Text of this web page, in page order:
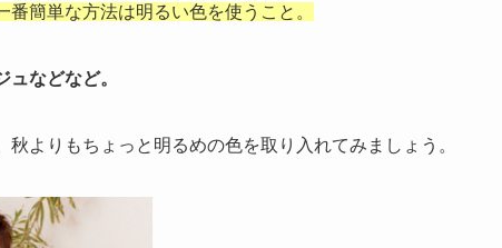
番簡単な方法は明るい色を使うこと。
などなど。
秋よりもちょっと明るめの色を取り入れてみましょう。